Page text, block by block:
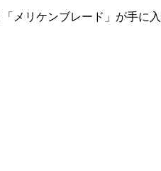
メリケンブレード」が手に入